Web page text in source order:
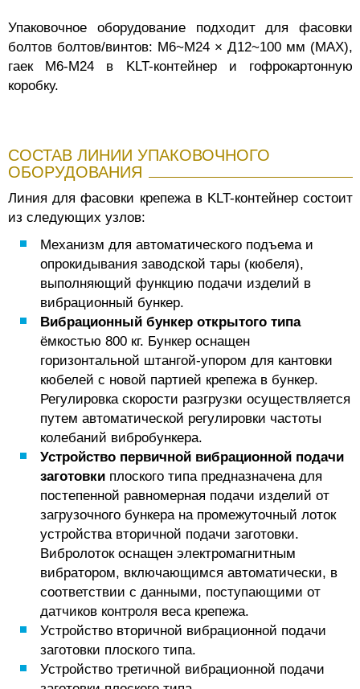
Упаковочное оборудование подходит для фасовки
болтов болтов/винтов: M6~M24 × Д12~100 мм (MAX),
гаек М6-М24 в KLT-контейнер и гофрокартонную
коробку.
СОСТАВ ЛИНИИ УПАКОВОЧНОГО
ОБОРУДОВАНИЯ
Линия для фасовки крепежа в KLT-контейнер состоит
из следующих узлов:
Механизм для автоматического подъема и
опрокидывания заводской тары (кюбеля),
выполняющий функцию подачи изделий в
вибрационный бункер.
Вибрационный бункер открытого типа
ёмкостью 800 кг. Бункер оснащен
горизонтальной штангой-упором для кантовки
кюбелей с новой партией крепежа в бункер.
Регулировка скорости разгрузки осуществляется
путем автоматической регулировки частоты
колебаний вибробункера.
Устройство первичной вибрационной подачи
заготовки плоского типа предназначена для
постепенной равномерная подачи изделий от
загрузочного бункера на промежуточный лоток
устройства вторичной подачи заготовки.
Вибролоток оснащен электромагнитным
вибратором, включающимся автоматически, в
соответствии с данными, поступающими от
датчиков контроля веса крепежа.
Устройство вторичной вибрационной подачи
заготовки плоского типа.
Устройство третичной вибрационной подачи